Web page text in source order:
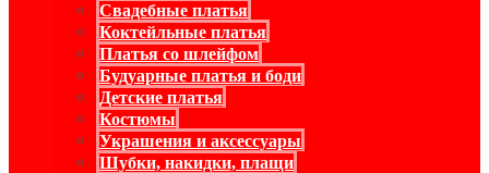
Свадебные платья
Коктейльные платья
Платья со шлейфом
Будуарные платья и боди
Детские платья
Костюмы
Украшения и аксессуары
Шубки, накидки, плащи